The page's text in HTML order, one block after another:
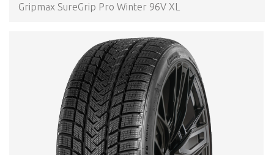
Gripmax SureGrip Pro Winter 96V XL